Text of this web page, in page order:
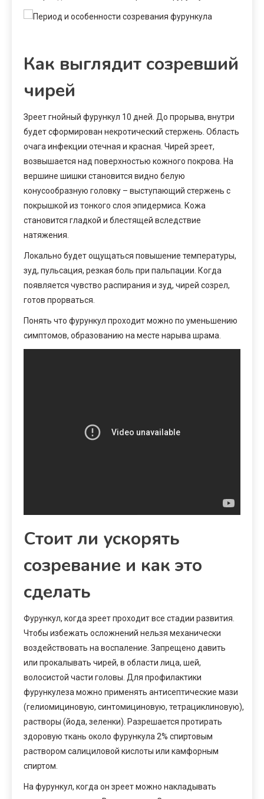
Как выглядит созревший
чирей
Зреет гнойный фурункул 10 дней. До прорыва, внутри
будет сформирован некротический стержень. Область
очага инфекции отечная и красная. Чирей зреет,
возвышается над поверхностью кожного покрова. На
вершине шишки становится видно белую
конусообразную головку – выступающий стержень с
покрышкой из тонкого слоя эпидермиса. Кожа
становится гладкой и блестящей вследствие
натяжения.
Локально будет ощущаться повышение температуры,
зуд, пульсация, резкая боль при пальпации. Когда
появляется чувство распирания и зуд, чирей созрел,
готов прорваться.
Понять что фурункул проходит можно по уменьшению
симптомов, образованию на месте нарыва шрама.
Стоит ли ускорять
созревание и как это
сделать
Фурункул, когда зреет проходит все стадии развития.
Чтобы избежать осложнений нельзя механически
воздействовать на воспаление. Запрещено давить
или прокалывать чирей, в области лица, шей,
волосистой части головы. Для профилактики
фурункулеза можно применять антисептические мази
(гелиомициновую, синтомициновую, тетрациклиновую),
растворы (йода, зеленки). Разрешается протирать
здоровую ткань около фурункула 2% спиртовым
раствором салициловой кислоты или камфорным
спиртом.
На фурункул, когда он зреет можно накладывать